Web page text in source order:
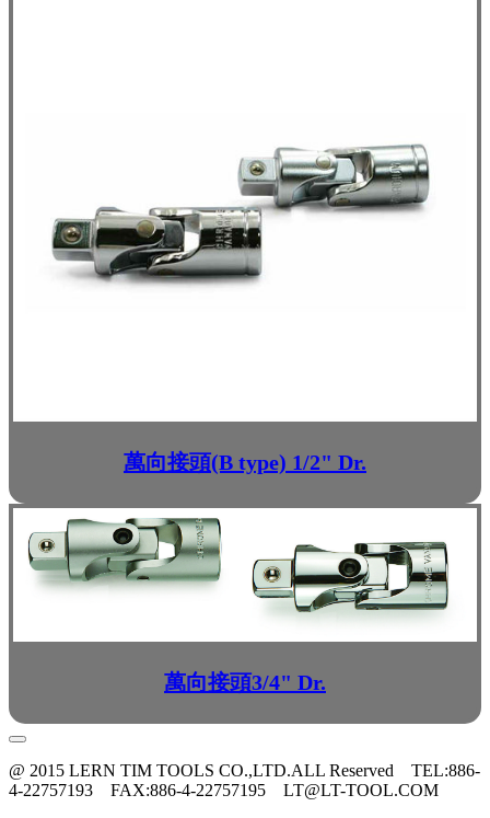
萬向接頭(B type) 1/2" Dr.
萬向接頭3/4" Dr.
@ 2015 LERN TIM TOOLS CO.,LTD.ALL Reserved TEL:886-
4-22757193 FAX:886-4-22757195 LT@LT-TOOL.COM